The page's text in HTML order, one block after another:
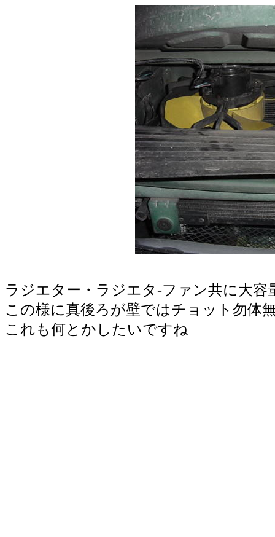
ラジエター・ラジエタ-ファン共に大容
この様に真後ろが壁ではチョット勿体
これも何とかしたいですね